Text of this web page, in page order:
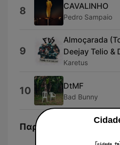
8 CAVALINHO
Pedro Sampaio
9
Almoçarada
Deejay Telio &
Karetus
10 DtMF
Bad Bunny
Παρουσιαστές